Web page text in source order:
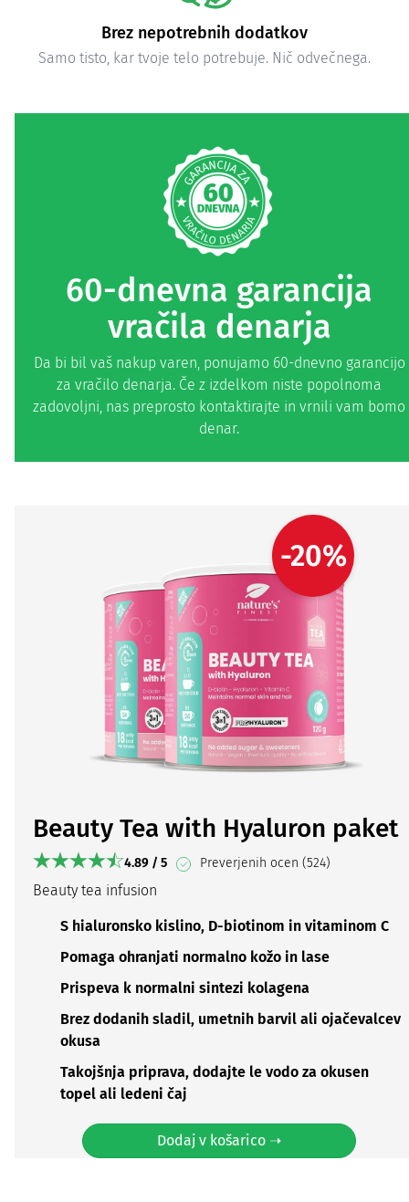
Zagotovljena čistost in varnost
Neodvisno testirano za skladnost z najvišjimi standardi.
60-dnevna garancija
vračila denarja
Da bi bil vaš nakup varen, ponujamo 60-dnevno garancijo
za vračilo denarja. Če z izdelkom niste popolnoma
zadovoljni, nas preprosto kontaktirajte in vrnili vam bomo
denar.
-20%
Beauty Tea with Hyaluron paket
4.89 / 5 Preverjenih ocen (524)
Beauty tea infusion
S hialuronsko kislino, D-biotinom in vitaminom C
Pomaga ohranjati normalno kožo in lase
Prispeva k normalni sintezi kolagena
Brez dodanih sladil, umetnih barvil ali ojačevalcev
okusa
Takojšnja priprava, dodajte le vodo za okusen
topel ali ledeni čaj
Dodaj v košarico ➝